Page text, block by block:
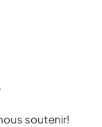
soutenir!